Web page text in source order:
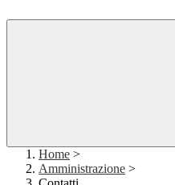
Home >
Amministrazione >